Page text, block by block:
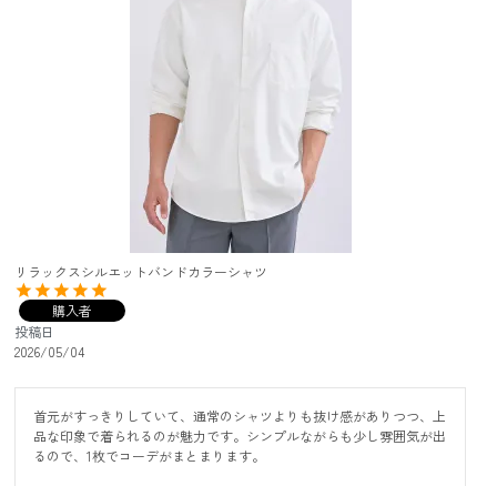
リラックスシルエットバンドカラーシャツ
購入者
投稿日
2026/05/04
首元がすっきりしていて、通常のシャツよりも抜け感がありつつ、上
品な印象で着られるのが魅力です。シンプルながらも少し雰囲気が出
るので、1枚でコーデがまとまります。